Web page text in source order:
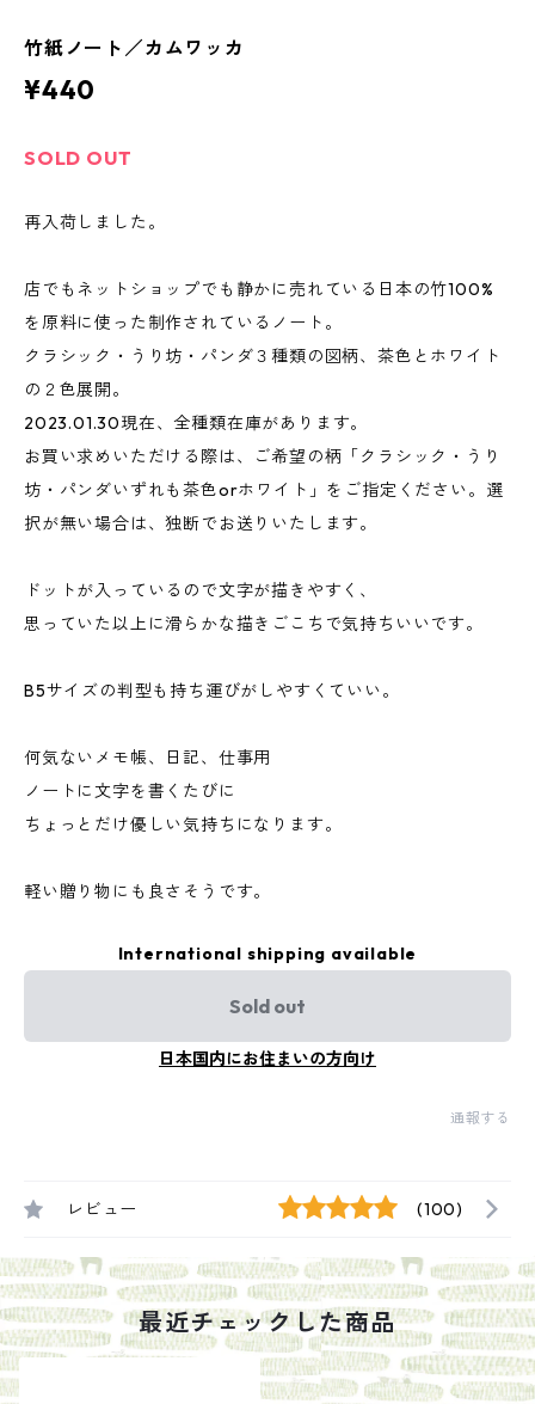
竹紙ノート／カムワッカ
¥440
SOLD OUT
再入荷しました。
店でもネットショップでも静かに売れている日本の竹100%
を原料に使った制作されているノート。
クラシック・うり坊・パンダ３種類の図柄、茶色とホワイト
の２色展開。
2023.01.30現在、全種類在庫があります。
お買い求めいただける際は、ご希望の柄「クラシック・うり
坊・パンダいずれも茶色orホワイト」をご指定ください。選
択が無い場合は、独断でお送りいたします。
ドットが入っているので文字が描きやすく、
思っていた以上に滑らかな描きごこちで気持ちいいです。
B5サイズの判型も持ち運びがしやすくていい。
何気ないメモ帳、日記、仕事用
ノートに文字を書くたびに
ちょっとだけ優しい気持ちになります。
軽い贈り物にも良さそうです。
International shipping available
Sold out
日本国内にお住まいの方向け
通報する
レビュー (100)
最近チェックした商品